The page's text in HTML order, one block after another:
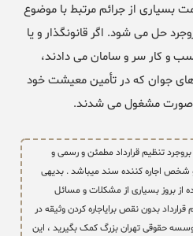
بسیاری از جرائم مرتبط با موضوع
حل می شود. اگر قانونگذار و یا
و کار سر و سامان می دادند،
جوان که در تأمین معیشت خود
صورت مشغول می شدند.
تنظیم قرارداد مطمئن و رسمی و
اجاره کننده سند میباشد . بدیهی
از بروز بسیاری از مشکلات و مسائل
بدون نقص برایاجاره کردن وثیقه در
حقوقی تهران بزرگ کمک بگیرید ، این